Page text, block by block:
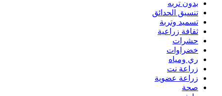
بدون تربه
تنسيق الحدائق
تسميد وتربة
ثقافة زراعية
حشرات
خضراوات
ري ومياه
زراعة نت
زراعة عضوية
صحة